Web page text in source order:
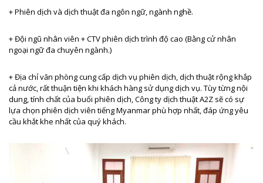
+ Phiên dịch và dịch thuật đa ngôn ngữ, ngành nghề.
+ Đội ngũ nhân viên + CTV phiên dịch trình độ cao (Bằng cử nhân
ngoại ngữ đa chuyên ngành.)
+ Địa chỉ văn phòng cung cấp dịch vụ phiên dịch, dịch thuật rộng khắp
cả nước, rất thuận tiện khi khách hàng sử dụng dịch vụ. Tùy từng nội
dung, tính chất của buổi phiên dịch, Công ty dịch thuật A2Z sẽ có sự
lựa chọn phiên dịch viên tiếng Myanmarphù hợp nhất, đáp ứng yêu
cầu khắt khe nhất của quý khách.